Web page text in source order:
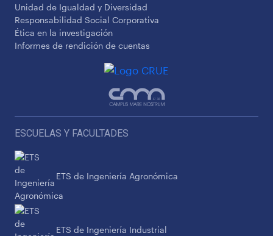
Unidad de Igualdad y Diversidad
Responsabilidad Social Corporativa
Ética en la investigación
Informes de rendición de cuentas
ESCUELAS Y FACULTADES
ETS de Ingeniería Agronómica
ETS de Ingeniería Industrial